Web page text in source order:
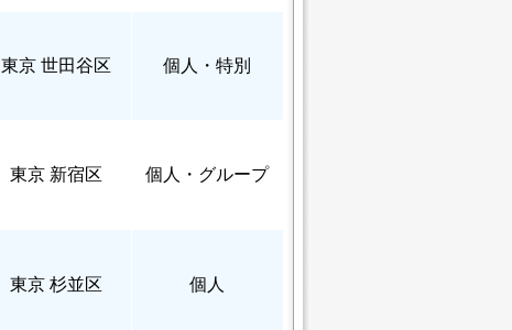
東京 世田谷区 個人 ・特別
東京 新宿区 個人 ・グループ
東京 杉並区 個人